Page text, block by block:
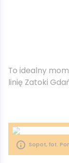
To idealny
linię Zatoki
Sopot, fot.